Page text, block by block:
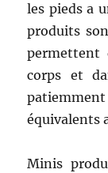
les pieds a
produits
permettent
corps et
équivalents
Minis